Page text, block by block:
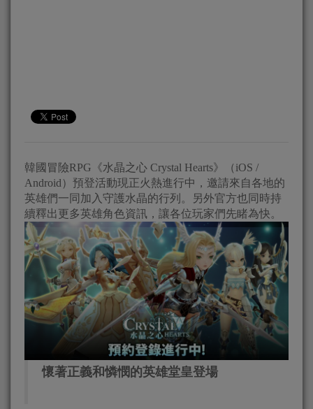
韓國冒險RPG《水晶之心 Crystal Hearts》（iOS /
Android）預登活動現正火熱進行中，邀請來自各地的
英雄們一同加入守護水晶的行列。另外官方也同時持
續釋出更多英雄角色資訊，讓各位玩家們先睹為快。
懷著正義和憐憫的英雄堂皇登場